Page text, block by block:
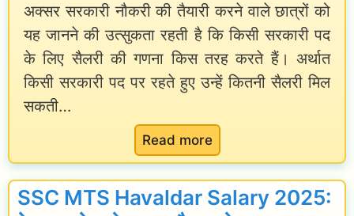
अक्सर सरकारी नौकरी की तैयारी करने वाले छात्रों को
यह जानने की उत्सुकता रहती है कि किसी सरकारी पद
के लिए सैलरी की गणना किस तरह करते हैं। अर्थात
किसी सरकारी पद पर रहते हुए उन्हें कितनी सैलरी मिल
सकती…
Read more:
C
a
SSC MTS Havaldar Salary 2025: